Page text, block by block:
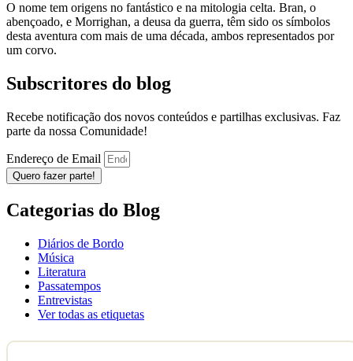
O nome tem origens no fantástico e na mitologia celta. Bran, o
abençoado, e Morrighan, a deusa da guerra, têm sido os símbolos
desta aventura com mais de uma década, ambos representados por
um corvo.
Subscritores do blog
Recebe notificação dos novos conteúdos e partilhas exclusivas. Faz
parte da nossa Comunidade!
Endereço de Email
Quero fazer parte!
Categorias do Blog
Diários de Bordo
Música
Literatura
Passatempos
Entrevistas
Ver todas as etiquetas